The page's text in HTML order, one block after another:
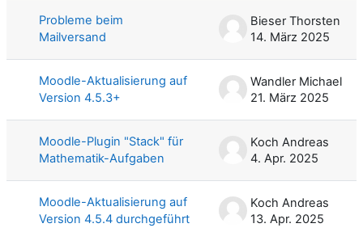
Probleme beim
Mailversand
Bieser Thorsten
14. März 2025
Moodle-Aktualisierung auf
Version 4.5.3+
Wandler Michael
21. März 2025
Moodle-Plugin "Stack" für
Mathematik-Aufgaben
Koch Andreas
4. Apr. 2025
Moodle-Aktualisierung auf
Version 4.5.4 durchgeführt
Koch Andreas
13. Apr. 2025